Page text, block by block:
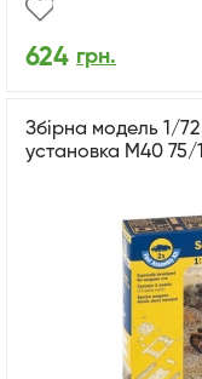
624 грн.
Збірна модель 1/
установка М40 75/